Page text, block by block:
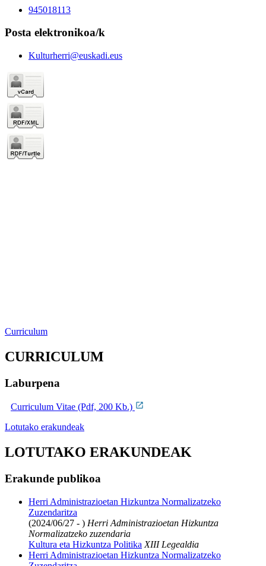
945018113
Posta elektronikoa/k
Kulturherri@euskadi.eus
Curriculum
CURRICULUM
Laburpena
Curriculum Vitae (Pdf, 200 Kb.)
Lotutako erakundeak
LOTUTAKO ERAKUNDEAK
Erakunde publikoa
Herri Administrazioetan Hizkuntza Normalizatzeko
Zuzendaritza
(2024/06/27 - ) Herri Administrazioetan Hizkuntza
Normalizatzeko zuzendaria
Kultura eta Hizkuntza Politika XIII Legealdia
Herri Administrazioetan Hizkuntza Normalizatzeko